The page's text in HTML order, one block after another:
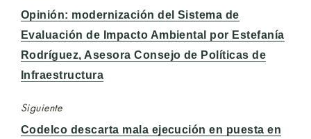
Entrada
anterior:
Opinión: modernización del Sistema de
Evaluación de Impacto Ambiental por Estefanía
Rodríguez, Asesora Consejo de Políticas de
Infraestructura
Siguiente
Entrada
Codelco descarta mala ejecución en puesta en